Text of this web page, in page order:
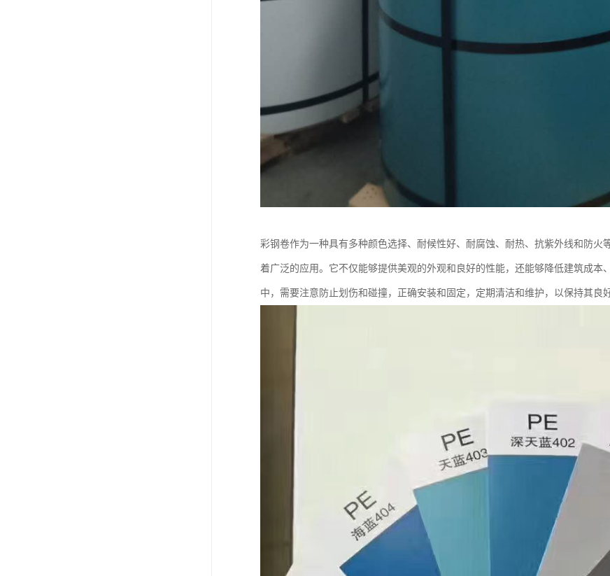
彩钢卷作为一种具有多种颜色选择、耐候性好、耐腐蚀、耐热、抗紫外线和防火
着广泛的应用。它不仅能够提供美观的外观和良好的性能，还能够降低建筑成
中，需要注意防止划伤和碰撞，正确安装和固定，定期清洁和维护，以保持其良